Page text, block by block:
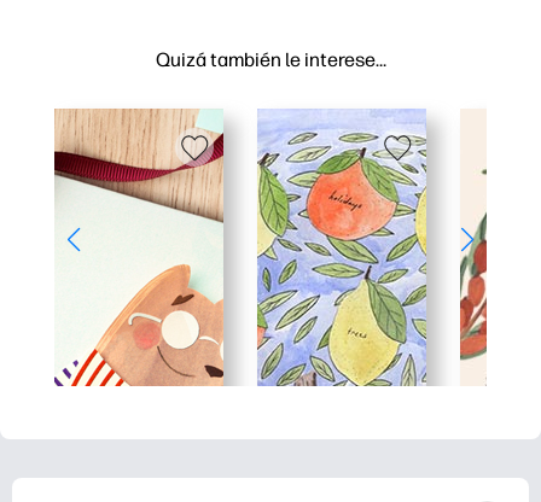
Quizá también le interese…